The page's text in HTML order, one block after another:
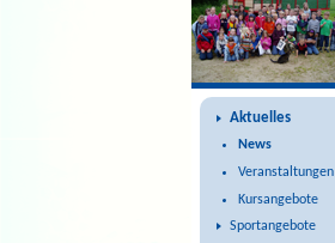
Aktuelles
News
Veranstaltungen
Kursangebote
Sportangebote